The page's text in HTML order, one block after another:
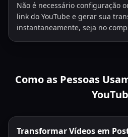
Não é necessário configuração
link do YouTube e gerar sua
instantaneamente, seja no
Como as Pessoas
Transformar Vídeos em